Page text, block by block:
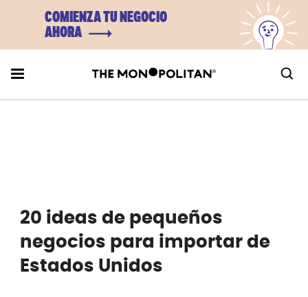
COMIENZA TU NEGOCIO
AHORA
20 ideas de pequeños
negocios para importar de
Estados Unidos